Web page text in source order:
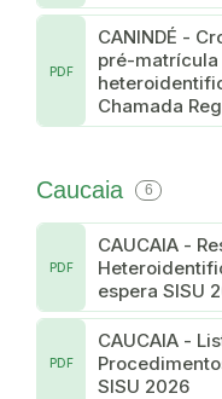
CANINDÉ -
pré-matrícula
Chamada
PDF
Caucaia 6
CAUCAIA -
espera SISU
PDF
CAUCAIA -
SISU 2026
PDF